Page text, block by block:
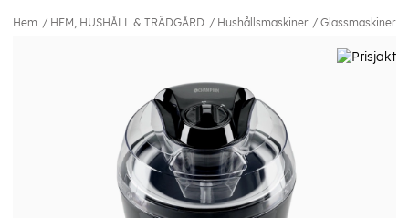
Hem HEM, HUSHÅLL & TRÄDGÅRD Hushållsmaskiner Glassmaskiner